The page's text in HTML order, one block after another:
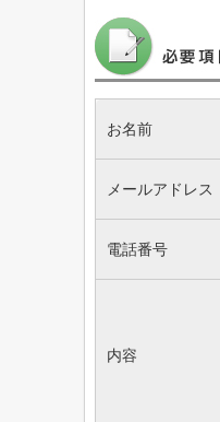
お名前
メールアドレス
電話番号
内容